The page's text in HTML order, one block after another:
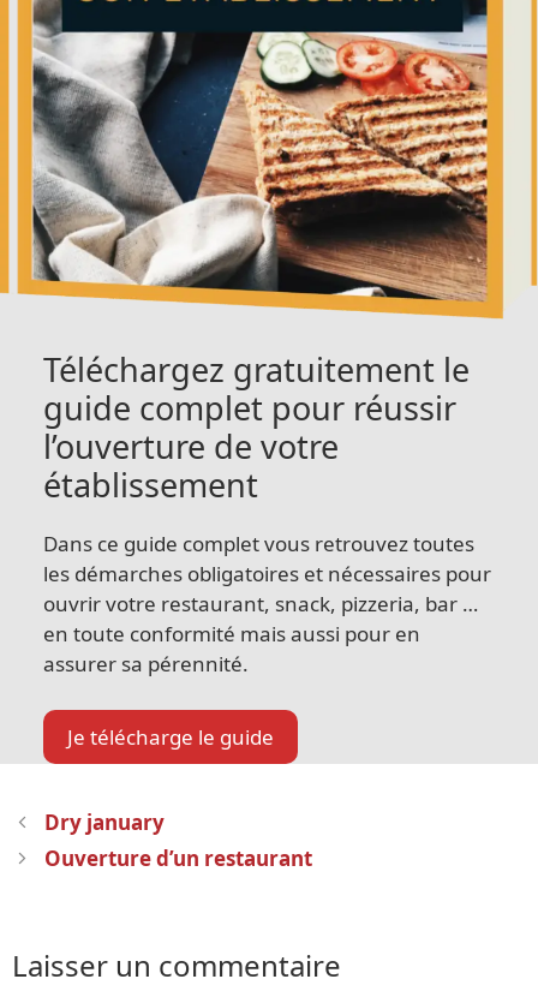
Téléchargez gratuitement le
guide complet pour réussir
l’ouverture de votre
établissement
Dans ce guide complet vous retrouvez toutes
les démarches obligatoires et nécessaires pour
ouvrir votre restaurant, snack, pizzeria, bar …
en toute conformité mais aussi pour en
assurer sa pérennité.
Je télécharge le guide
Navigation
des
Dry january
Ouverture d’un restaurant
Laisser un commentaire